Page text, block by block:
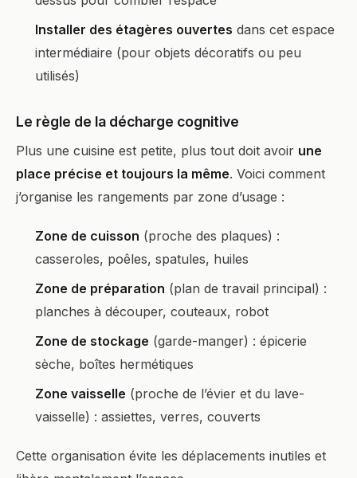
Installer des étagères ouvertes dans cet espace
intermédiaire (pour objets décoratifs ou peu
utilisés)
Le règle de la décharge cognitive
Plus une cuisine est petite, plus tout doit avoir une
place précise et toujours la même. Voici comment
j’organise les rangements par zone d’usage :
Zone de cuisson (proche des plaques) :
casseroles, poêles, spatules, huiles
Zone de préparation (plan de travail principal) :
planches à découper, couteaux, robot
Zone de stockage (garde-manger) : épicerie
sèche, boîtes hermétiques
Zone vaisselle (proche de l’évier et du lave-
vaisselle) : assiettes, verres, couverts
Cette organisation évite les déplacements inutiles et